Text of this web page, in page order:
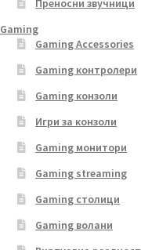
Преносни звучници
Gaming
Gaming Accessories
Gaming контролери
Gaming конзоли
Игри за конзоли
Gaming монитори
Gaming streaming
Gaming столици
Gaming волани